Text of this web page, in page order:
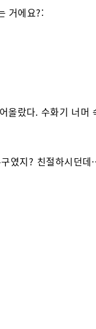
거에요?:
올랐다. 수화기 너머
였지? 친절하시던